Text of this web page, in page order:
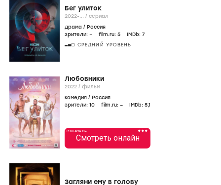
Бег улиток
2022-... / сериал
драма / Россия
зрители: – film.ru: 5 IMDb: 7
СРЕДНИЙ УРОВЕНЬ
Любовники
2022 / фильм
комедия / Россия
зрители: 10 film.ru: – IMDb: 5,1
•••
РЕКЛАМА 18+
Смотреть онлайн
Загляни ему в голову